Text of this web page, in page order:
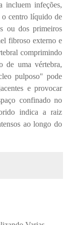
incluem infeções,
o centro líquido de
ou dos primeiros
fibroso externo e
comprimindo
de uma vértebra,
pulposo" pode
e provocar
confinado no
indica a raiz
ao longo do